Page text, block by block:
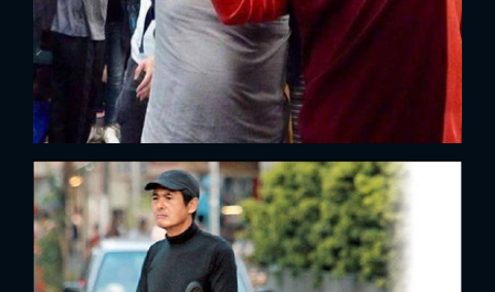
FACEBOOK GOOGLE